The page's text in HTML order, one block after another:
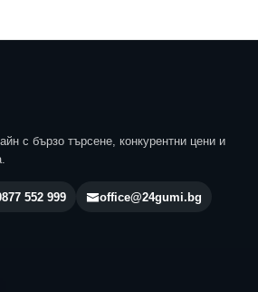
с бързо търсене, конкурентни цени и
552 999 office@24gumi.bg